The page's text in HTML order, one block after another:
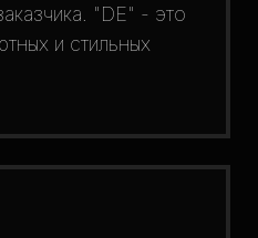
"DE" - это
и стильных